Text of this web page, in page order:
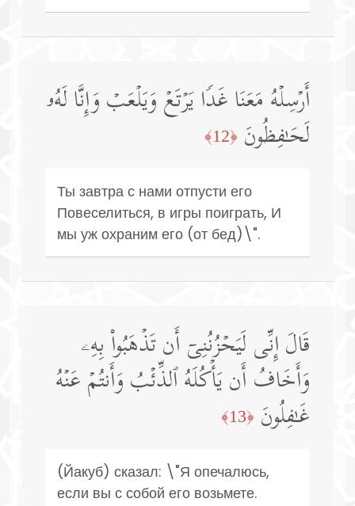
أَرۡسِلۡهُ مَعَنَا غَدࣰا یَرۡتَعۡ وَیَلۡعَبۡ وَإِنَّا لَهُۥ
لَحَـٰفِظُونَ ﴿12﴾
Ты завтра с нами отпусти его
Повеселиться, в игры поиграть, И
мы уж охраним его (от бед)\".
قَالَ إِنِّی لَیَحۡزُنُنِیۤ أَن تَذۡهَبُوا۟ بِهِۦ
وَأَخَافُ أَن یَأۡكُلَهُ ٱلذِّئۡبُ وَأَنتُمۡ عَنۡهُ
غَـٰفِلُونَ ﴿13﴾
(Йакуб) сказал: \"Я опечалюсь,
если вы с собой его возьмете.